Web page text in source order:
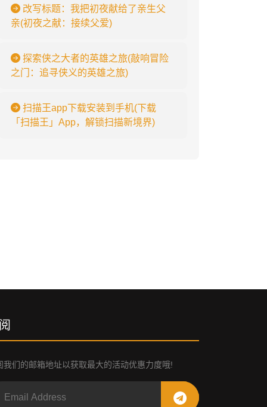
改写标题：我把初夜献给了亲生父
亲(初夜之献：接续父爱)
探索侠之大者的英雄之旅(敲响冒险
之门：追寻侠义的英雄之旅)
扫描王app下载安装到手机(下载
「扫描王」App，解锁扫描新境界)
我们的邮箱地址以获取最大的活动优惠力度哦!